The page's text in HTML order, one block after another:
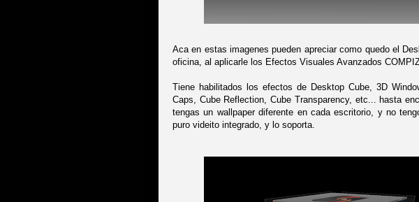
Aca en estas imagenes pueden apreciar como quedo el
oficina, al aplicarle los Efectos Visuales Avanzados
Tiene habilitados los efectos de Desktop Cube, 3D
Caps, Cube Reflection, Cube Transparency, etc... hasta
tengas un wallpaper diferente en cada escritorio, y no
puro videito integrado, y lo soporta.